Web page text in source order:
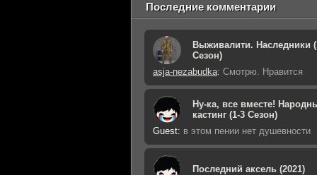
Последние комментарии
Выживалити. Наследники
Сезон)
asja-nezabudka: Смотрю. Нравится
Ну-ка, все вместе!
кастинг (1-3 Сезон)
Guest: в этом пении нет душевности
Последний аксель (2021)